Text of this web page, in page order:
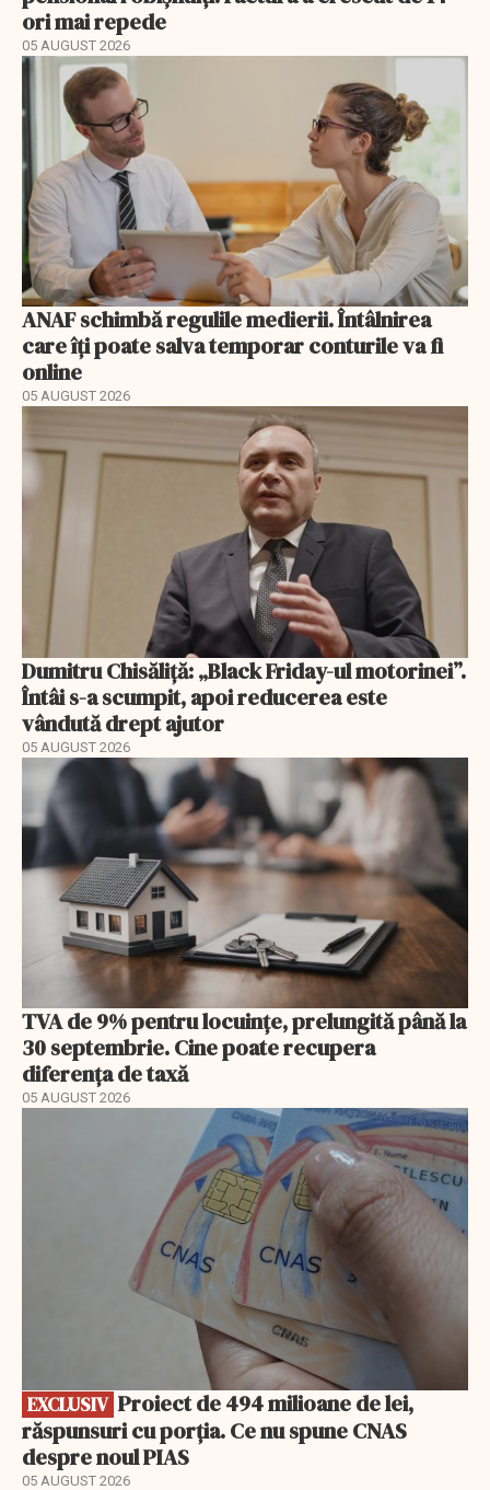
ori mai repede
05 AUGUST 2026
ANAF schimbă regulile medierii. Întâlnirea
care îți poate salva temporar conturile va fi
online
05 AUGUST 2026
Dumitru Chisăliță: „Black Friday-ul motorinei”.
Întâi s-a scumpit, apoi reducerea este
vândută drept ajutor
05 AUGUST 2026
TVA de 9% pentru locuințe, prelungită până la
30 septembrie. Cine poate recupera
diferența de taxă
05 AUGUST 2026
EXCLUSIV
răspunsuri cu porția. Ce nu spune CNAS
despre noul PIAS
05 AUGUST 2026